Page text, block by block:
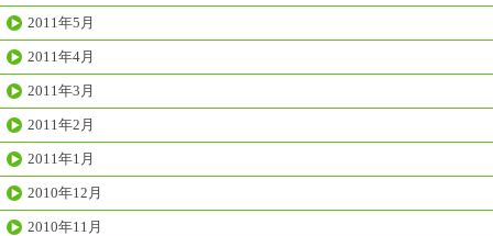
2011年5月
2011年4月
2011年3月
2011年2月
2011年1月
2010年12月
2010年11月